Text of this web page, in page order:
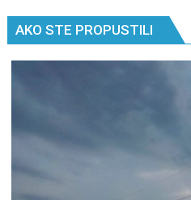
AKO STE PROPUSTILI